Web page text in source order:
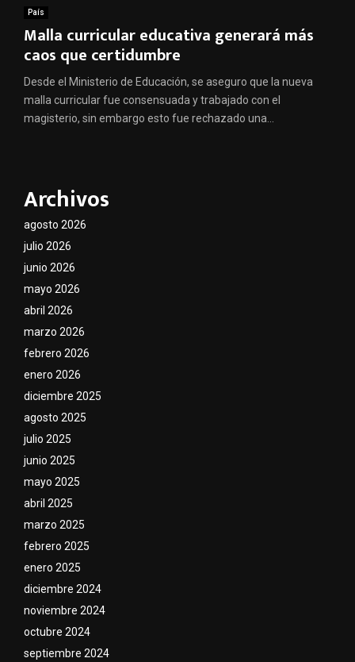
País
Malla curricular educativa generará más
caos que certidumbre
Desde el Ministerio de Educación, se aseguro que la nueva
malla curricular fue consensuada y trabajado con el
magisterio, sin embargo esto fue rechazado una...
Archivos
agosto 2026
julio 2026
junio 2026
mayo 2026
abril 2026
marzo 2026
febrero 2026
enero 2026
diciembre 2025
agosto 2025
julio 2025
junio 2025
mayo 2025
abril 2025
marzo 2025
febrero 2025
enero 2025
diciembre 2024
noviembre 2024
octubre 2024
septiembre 2024